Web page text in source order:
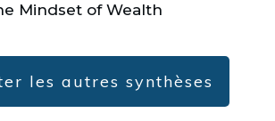
Mindset of Wealth
les autres synthèses